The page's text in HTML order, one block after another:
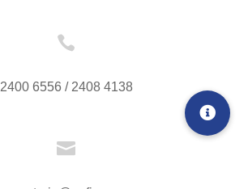

2400 6556 / 2408 4138
